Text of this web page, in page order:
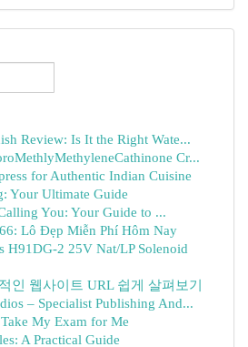
Review: Is It the Right Wate...
Cr...
for Authentic Indian Cuisine
Your Ultimate Guide
You: Your Guide to ...
Lô Đẹp Miễn Phí Hôm Nay
H91DG-2 25V Nat/LP Solenoid
인 웹사이트 URL 쉽게 살펴보기
– Specialist Publishing And...
My Exam for Me
A Practical Guide